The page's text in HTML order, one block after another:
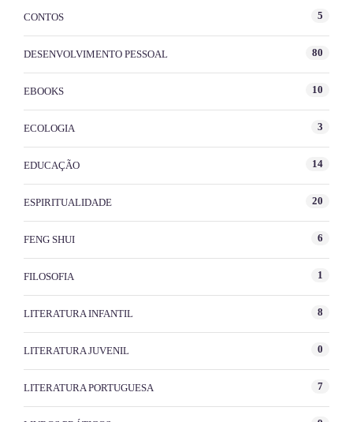
CONTOS 5
DESENVOLVIMENTO PESSOAL 80
EBOOKS 10
ECOLOGIA 3
EDUCAÇÃO 14
ESPIRITUALIDADE 20
FENG SHUI 6
FILOSOFIA 1
LITERATURA INFANTIL 8
LITERATURA JUVENIL 0
LITERATURA PORTUGUESA 7